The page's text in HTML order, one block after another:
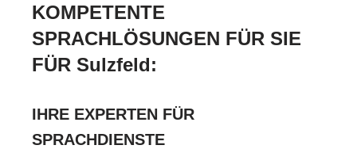
KOMPETENTE
SPRACHLÖSUNGEN FÜR SIE
FÜR Sulzfeld:
IHRE EXPERTEN FÜR
SPRACHDIENSTE